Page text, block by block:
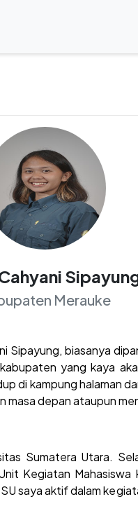
Merauke
Sipayung, biasanya
yang kaya
di kampung halaman
masa depan ataupun
Sumatera Utara.
Kegiatan Mahasiswa
saya aktif dalam